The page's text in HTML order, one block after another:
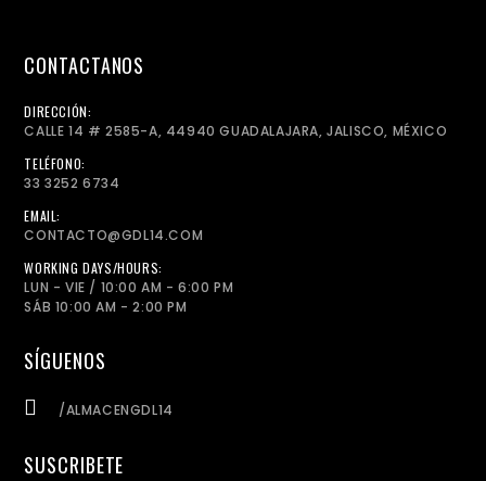
CONTACTANOS
DIRECCIÓN:
CALLE 14 # 2585-A, 44940 GUADALAJARA, JALISCO, MÉXICO
TELÉFONO:
33 3252 6734
EMAIL:
CONTACTO@GDL14.COM
WORKING DAYS/HOURS:
LUN - VIE / 10:00 AM - 6:00 PM
SÁB 10:00 AM - 2:00 PM
SÍGUENOS
/ALMACENGDL14
SUSCRIBETE